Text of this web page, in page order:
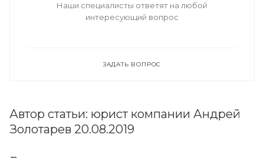
Наши специалисты ответят на любой
интересующий вопрос
ЗАДАТЬ ВОПРОС
Автор статьи: юрист компании Андрей
Золотарев 20.08.2019